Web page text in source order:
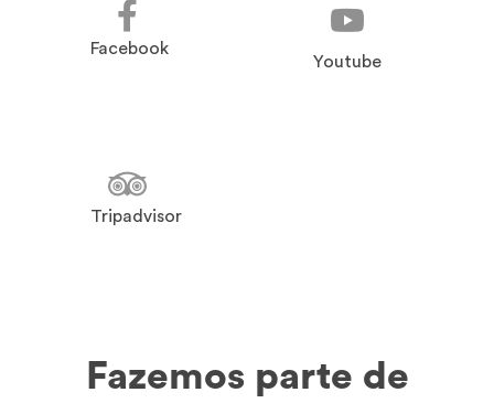
Facebook
Youtube
Tripadvisor
Fazemos parte de